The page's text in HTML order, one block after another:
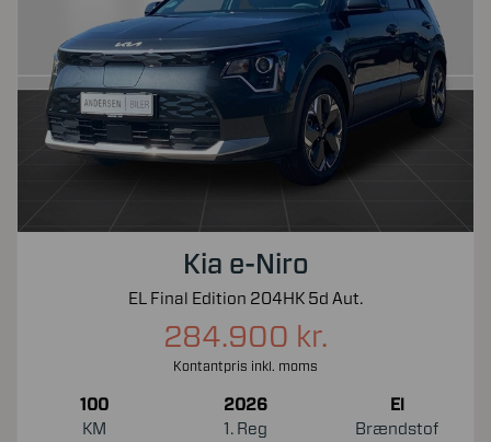
Kia e-Niro
EL Final Edition 204HK 5d Aut.
284.900 kr.
Kontantpris inkl. moms
100
KM
2026
1. Reg
El
Brændstof